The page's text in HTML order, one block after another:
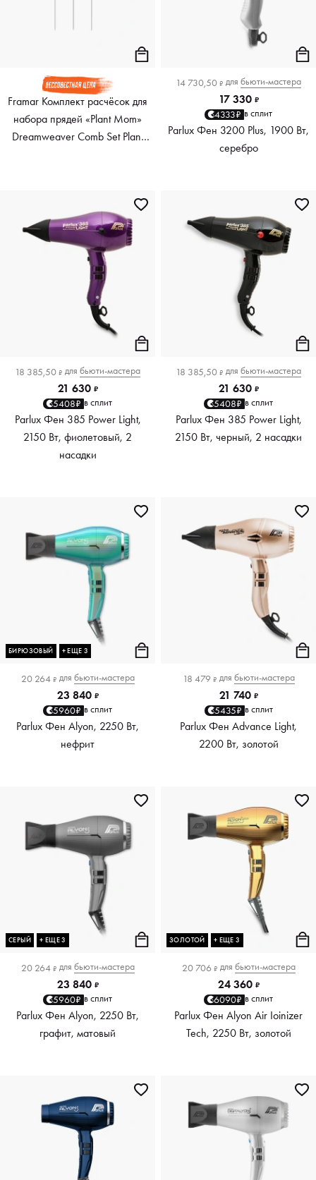
Framar Комплект расчёсок для
набора прядей «Plant Mom»
Dreamweaver Comb Set Plant
14 730,50 ₽ для бьюти-мастера
17 330 ₽
4333₽ в сплит
Parlux Фен 3200 Plus, 1900 Вт,
серебро
18 385,50 ₽ для бьюти-мастера
21 630 ₽
5408₽ в сплит
Parlux Фен 385 Power Light,
2150 Вт, фиолетовый, 2
насадки
18 385,50 ₽ для бьюти-мастера
21 630 ₽
5408₽ в сплит
Parlux Фен 385 Power Light,
2150 Вт, черный, 2 насадки
БИРЮЗОВЫЙ + ЕЩЕ 3
20 264 ₽ для бьюти-мастера
23 840 ₽
5960₽ в сплит
Parlux Фен Alyon, 2250 Вт,
нефрит
18 479 ₽ для бьюти-мастера
21 740 ₽
5435₽ в сплит
Parlux Фен Advance Light,
2200 Вт, золотой
СЕРЫЙ + ЕЩЕ 3
20 264 ₽ для бьюти-мастера
23 840 ₽
5960₽ в сплит
Parlux Фен Alyon, 2250 Вт,
графит, матовый
ЗОЛОТОЙ + ЕЩЕ 3
20 706 ₽ для бьюти-мастера
24 360 ₽
6090₽ в сплит
Parlux Фен Alyon Air Ioinizer
Tech, 2250 Вт, золотой